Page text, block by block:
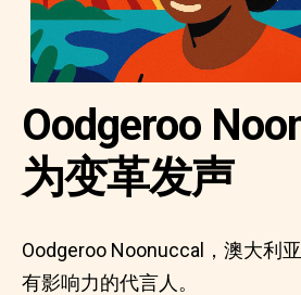
Oodgeroo
为变革发声
Oodgeroo Noonuccal，澳大利
有影响力的代言人。